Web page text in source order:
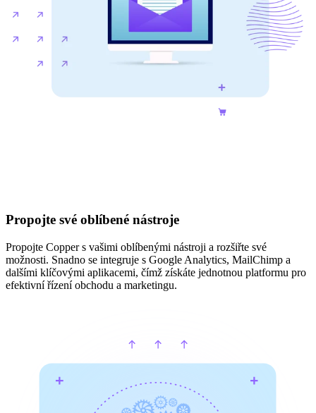
Propojte své oblíbené nástroje
Propojte Copper s vašimi oblíbenými nástroji a rozšiřte své
možnosti. Snadno se integruje s Google Analytics, MailChimp a
dalšími klíčovými aplikacemi, čímž získáte jednotnou platformu pro
efektivní řízení obchodu a marketingu.